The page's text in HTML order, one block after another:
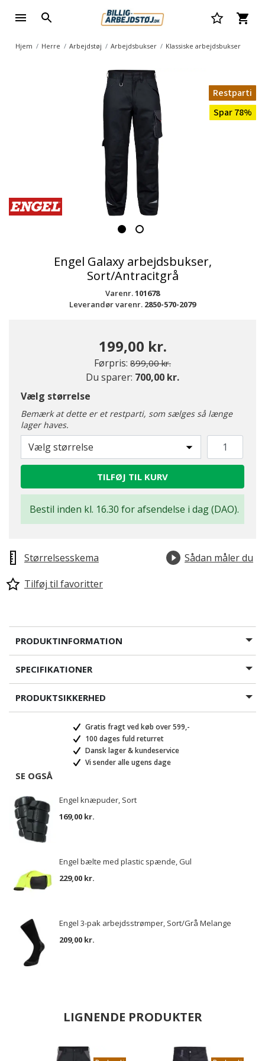
Hjem Herre Arbejdstøj Arbejdsbukser Klassiske arbejdsbukser
Restparti
Spar 78%
Engel Galaxy arbejdsbukser,
Sort/Antracitgrå
Varenr.101678
Leverandør varenr. 2850-570-2079
199,00 kr.
Førpris: Pris nedsat fra
899,00 kr.til
Du sparer: 700,00 kr.
Vælg størrelse
Bemærk at dette er et restparti, som sælges så længe
lager haves.
Vælg størrelse
TILFØJ TIL KURV
Bestil inden kl. 16.30 for afsendelse i dag (DAO).
Størrelsesskema
Sådan måler du
Tilføj til favoritter
PRODUKTINFORMATION
SPECIFIKATIONER
PRODUKTSIKKERHED
Gratis fragt ved køb over 599,-
100 dages fuld returret
Dansk lager & kundeservice
Vi sender alle ugens dage
SE OGSÅ
Engel knæpuder, Sort
169,00 kr.
Engel bælte med plastic spænde, Gul
229,00 kr.
Engel 3-pak arbejdsstrømper, Sort/Grå Melange
209,00 kr.
LIGNENDE PRODUKTER